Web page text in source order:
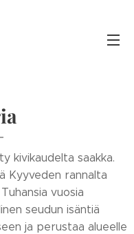
kivikaudelta saakka.
Kyyveden rannalta
vuosia
seudun isäntiä
ja perustaa alueelle